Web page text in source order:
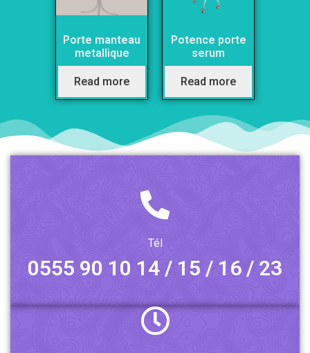
Porte manteau
metallique
Read more
Potence porte
serum
Read more
Tél
0555 90 10 14 / 15 / 16 / 23